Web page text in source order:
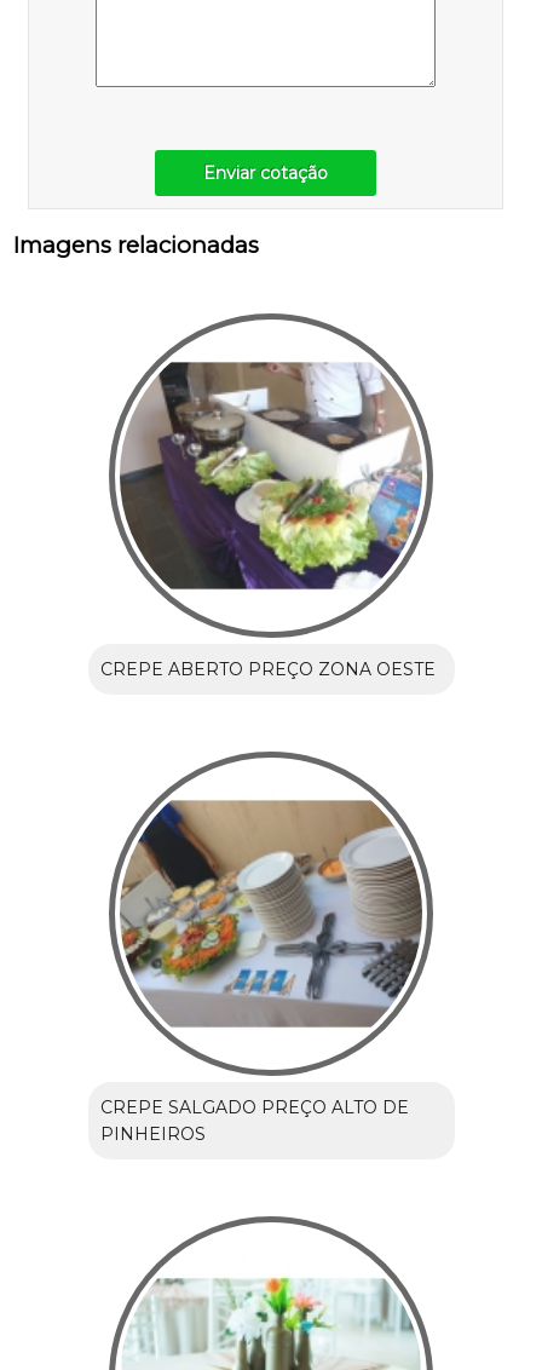
Enviar cotação
Imagens relacionadas
CREPE ABERTO PREÇO ZONA OESTE
CREPE SALGADO PREÇO ALTO DE
PINHEIROS